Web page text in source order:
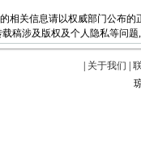
相关信息请以权威部门公布的
稿涉及版权及个人隐私等问题
关于我们